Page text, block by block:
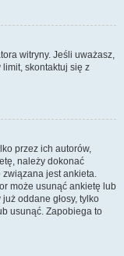
witryny. Jeśli uważasz,
skontaktuj się z
przez ich autorów,
należy dokonać
związana jest ankieta.
może usunąć ankietę lub
oddane głosy, tylko
usunąć. Zapobiega to